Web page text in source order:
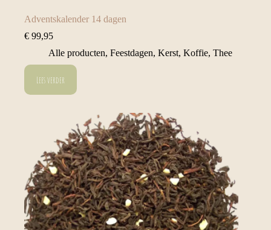
Adventskalender 14 dagen
€ 99,95
Alle producten, Feestdagen, Kerst, Koffie, Thee
Lees verder